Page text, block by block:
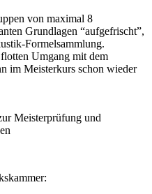
von maximal 8
Grundlagen “aufgefrischt”,
Formelsammlung.
Umgang mit dem
im Meisterkurs schon wieder
Meisterprüfung und